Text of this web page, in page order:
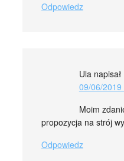
Odpowiedz
Ula napisał
09/06/2019
Moim
propozycja na strój
Odpowiedz